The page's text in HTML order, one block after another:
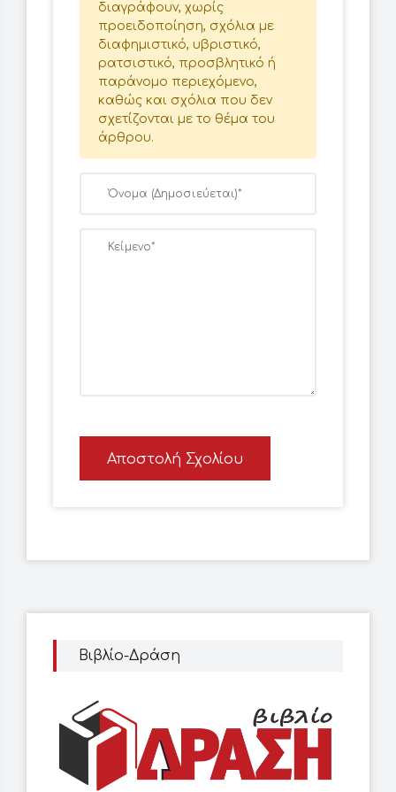
διαγράφουν, χωρίς
προειδοποίηση, σχόλια με
διαφημιστικό, υβριστικό,
ρατσιστικό, προσβλητικό ή
παράνομο περιεχόμενο,
καθώς και σχόλια που δεν
σχετίζονται με το θέμα του
άρθρου.
Αποστολή Σχολίου
Βιβλίο-Δράση